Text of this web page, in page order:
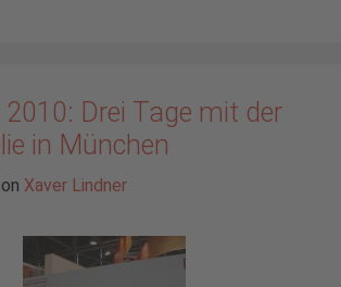
2010: Drei Tage mit der
in München
Xaver Lindner